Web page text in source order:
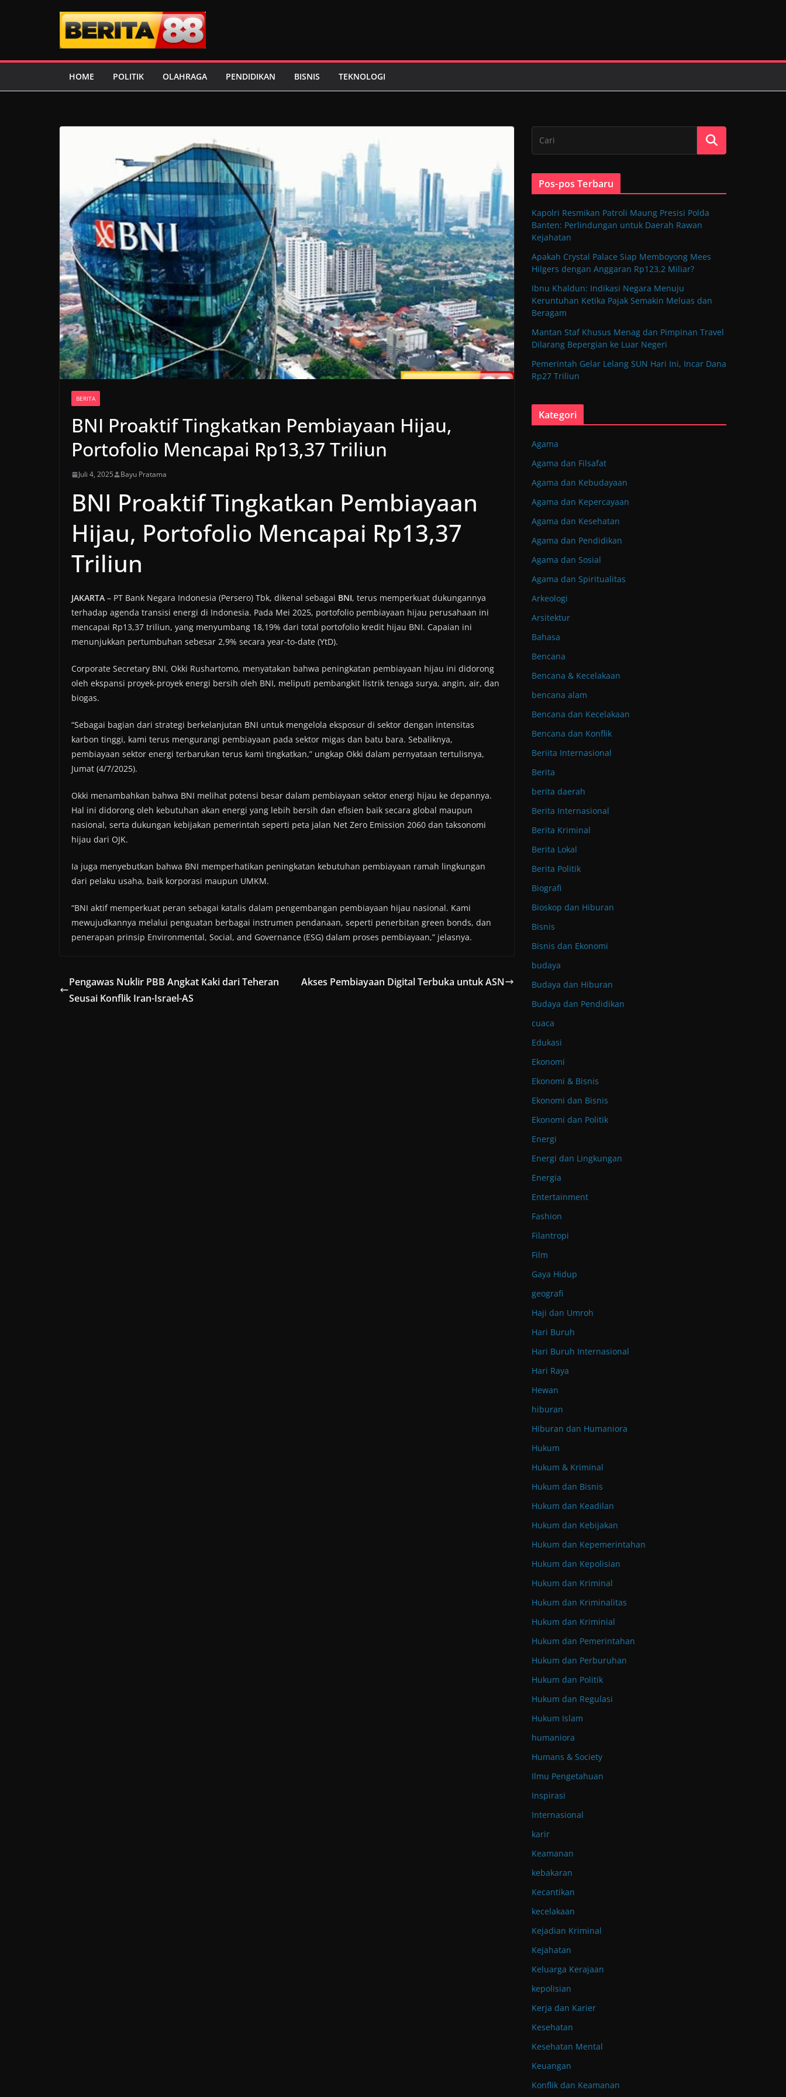
HOME POLITIK OLAHRAGA PENDIDIKAN BISNIS TEKNOLOGI
BERITA
BNI Proaktif Tingkatkan Pembiayaan Hijau,
Portofolio Mencapai Rp13,37 Triliun
Juli 4, 2025 Bayu Pratama
BNI Proaktif Tingkatkan Pembiayaan
Hijau, Portofolio Mencapai Rp13,37
Triliun
JAKARTA – PT Bank Negara Indonesia (Persero) Tbk, dikenal sebagai BNI, terus memperkuat dukungannya
terhadap agenda transisi energi di Indonesia. Pada Mei 2025, portofolio pembiayaan hijau perusahaan ini
mencapai Rp13,37 triliun, yang menyumbang 18,19% dari total portofolio kredit hijau BNI. Capaian ini
menunjukkan pertumbuhan sebesar 2,9% secara year-to-date (YtD).
Corporate Secretary BNI, Okki Rushartomo, menyatakan bahwa peningkatan pembiayaan hijau ini didorong
oleh ekspansi proyek-proyek energi bersih oleh BNI, meliputi pembangkit listrik tenaga surya, angin, air, dan
biogas.
“Sebagai bagian dari strategi berkelanjutan BNI untuk mengelola eksposur di sektor dengan intensitas
karbon tinggi, kami terus mengurangi pembiayaan pada sektor migas dan batu bara. Sebaliknya,
pembiayaan sektor energi terbarukan terus kami tingkatkan,” ungkap Okki dalam pernyataan tertulisnya,
Jumat (4/7/2025).
Okki menambahkan bahwa BNI melihat potensi besar dalam pembiayaan sektor energi hijau ke depannya.
Hal ini didorong oleh kebutuhan akan energi yang lebih bersih dan efisien baik secara global maupun
nasional, serta dukungan kebijakan pemerintah seperti peta jalan Net Zero Emission 2060 dan taksonomi
hijau dari OJK.
Ia juga menyebutkan bahwa BNI memperhatikan peningkatan kebutuhan pembiayaan ramah lingkungan
dari pelaku usaha, baik korporasi maupun UMKM.
“BNI aktif memperkuat peran sebagai katalis dalam pengembangan pembiayaan hijau nasional. Kami
mewujudkannya melalui penguatan berbagai instrumen pendanaan, seperti penerbitan green bonds, dan
penerapan prinsip Environmental, Social, and Governance (ESG) dalam proses pembiayaan,” jelasnya.
Pengawas Nuklir PBB Angkat Kaki dari Teheran
Seusai Konflik Iran-Israel-AS
Akses Pembiayaan Digital Terbuka untuk ASN
Pos-pos Terbaru
Kapolri Resmikan Patroli Maung Presisi Polda
Banten: Perlindungan untuk Daerah Rawan
Kejahatan
Apakah Crystal Palace Siap Memboyong Mees
Hilgers dengan Anggaran Rp123,2 Miliar?
Ibnu Khaldun: Indikasi Negara Menuju
Keruntuhan Ketika Pajak Semakin Meluas dan
Beragam
Mantan Staf Khusus Menag dan Pimpinan Travel
Dilarang Bepergian ke Luar Negeri
Pemerintah Gelar Lelang SUN Hari Ini, Incar Dana
Rp27 Triliun
Kategori
Agama
Agama dan Filsafat
Agama dan Kebudayaan
Agama dan Kepercayaan
Agama dan Kesehatan
Agama dan Pendidikan
Agama dan Sosial
Agama dan Spiritualitas
Arkeologi
Arsitektur
Bahasa
Bencana
Bencana & Kecelakaan
bencana alam
Bencana dan Kecelakaan
Bencana dan Konflik
Beriita Internasional
Berita
berita daerah
Berita Internasional
Berita Kriminal
Berita Lokal
Berita Politik
Biografi
Bioskop dan Hiburan
Bisnis
Bisnis dan Ekonomi
budaya
Budaya dan Hiburan
Budaya dan Pendidikan
cuaca
Edukasi
Ekonomi
Ekonomi & Bisnis
Ekonomi dan Bisnis
Ekonomi dan Politik
Energi
Energi dan Lingkungan
Energia
Entertainment
Fashion
Filantropi
Film
Gaya Hidup
geografi
Haji dan Umroh
Hari Buruh
Hari Buruh Internasional
Hari Raya
Hewan
hiburan
Hiburan dan Humaniora
Hukum
Hukum & Kriminal
Hukum dan Bisnis
Hukum dan Keadilan
Hukum dan Kebijakan
Hukum dan Kepemerintahan
Hukum dan Kepolisian
Hukum dan Kriminal
Hukum dan Kriminalitas
Hukum dan Kriminial
Hukum dan Pemerintahan
Hukum dan Perburuhan
Hukum dan Politik
Hukum dan Regulasi
Hukum Islam
humaniora
Humans & Society
Ilmu Pengetahuan
Inspirasi
Internasional
karir
Keamanan
kebakaran
Kecantikan
kecelakaan
Kejadian Kriminal
Kejahatan
Keluarga Kerajaan
kepolisian
Kerja dan Karier
Kesehatan
Kesehatan Mental
Keuangan
Konflik dan Keamanan